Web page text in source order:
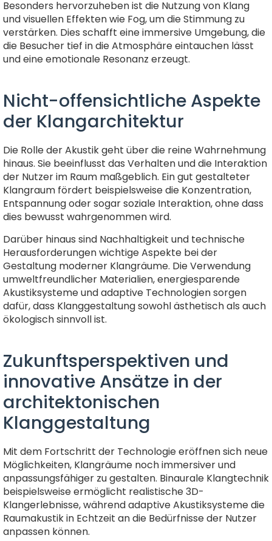
Besonders hervorzuheben ist die Nutzung von Klang
und visuellen Effekten wie Fog, um die Stimmung zu
verstärken. Dies schafft eine immersive Umgebung, die
die Besucher tief in die Atmosphäre eintauchen lässt
und eine emotionale Resonanz erzeugt.
Nicht-offensichtliche Aspekte
der Klangarchitektur
Die Rolle der Akustik geht über die reine Wahrnehmung
hinaus. Sie beeinflusst das Verhalten und die Interaktion
der Nutzer im Raum maßgeblich. Ein gut gestalteter
Klangraum fördert beispielsweise die Konzentration,
Entspannung oder sogar soziale Interaktion, ohne dass
dies bewusst wahrgenommen wird.
Darüber hinaus sind Nachhaltigkeit und technische
Herausforderungen wichtige Aspekte bei der
Gestaltung moderner Klangräume. Die Verwendung
umweltfreundlicher Materialien, energiesparende
Akustiksysteme und adaptive Technologien sorgen
dafür, dass Klanggestaltung sowohl ästhetisch als auch
ökologisch sinnvoll ist.
Zukunftsperspektiven und
innovative Ansätze in der
architektonischen
Klanggestaltung
Mit dem Fortschritt der Technologie eröffnen sich neue
Möglichkeiten, Klangräume noch immersiver und
anpassungsfähiger zu gestalten. Binaurale Klangtechnik
beispielsweise ermöglicht realistische 3D-
Klangerlebnisse, während adaptive Akustiksysteme die
Raumakustik in Echtzeit an die Bedürfnisse der Nutzer
anpassen können.